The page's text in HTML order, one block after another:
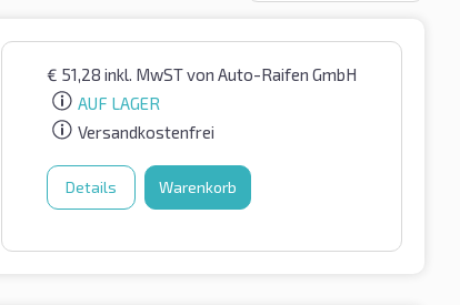
€ 51,28 inkl. MwSTvon Auto-Raifen GmbH
AUF LAGER
Versandkostenfrei
Details Warenkorb